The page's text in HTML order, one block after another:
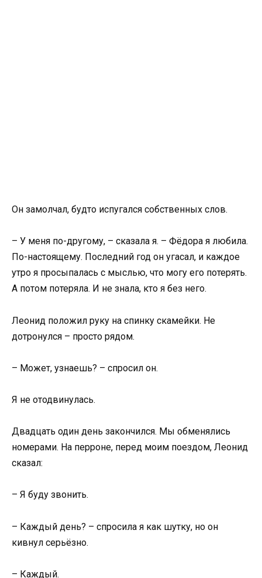
Он замолчал, будто испугался собственных слов.
– У меня по-другому, – сказала я. – Фёдора я любила.
По-настоящему. Последний год он угасал, и каждое
утро я просыпалась с мыслью, что могу его потерять.
А потом потеряла. И не знала, кто я без него.
Леонид положил руку на спинку скамейки. Не
дотронулся – просто рядом.
– Может, узнаешь? – спросил он.
Я не отодвинулась.
Двадцать один день закончился. Мы обменялись
номерами. На перроне, перед моим поездом, Леонид
сказал:
– Я буду звонить.
– Каждый день? – спросила я как шутку, но он
кивнул серьёзно.
– Каждый.